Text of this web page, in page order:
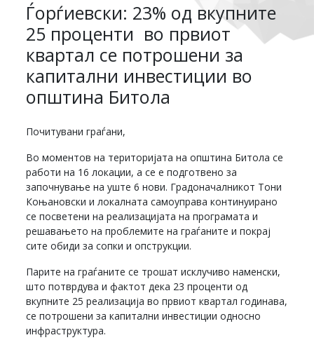
Ѓорѓиевски: 23% од вкупните
25 проценти во првиот
квартал се потрошени за
капитални инвестиции во
општина Битола
Почитувани граѓани,
Во моментов на територијата на општина Битола се
работи на 16 локации, а се е подготвено за
започнување на уште 6 нови. Градоначалникот Тони
Коњановски и локалната самоуправа континуирано
се посветени на реализацијата на програмата и
решавањето на проблемите на граѓаните и покрај
сите обиди за сопки и опструкции.
Парите на граѓаните се трошат исклучиво наменски,
што потврдува и фактот дека 23 проценти од
вкупните 25 реализација во првиот квартал годинава,
се потрошени за капитални инвестиции односно
инфраструктура.